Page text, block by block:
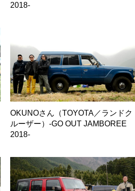
2018-
OKUNOさん（TOYOTA／ランドク
ルーザー）-GO OUT JAMBOREE
2018-